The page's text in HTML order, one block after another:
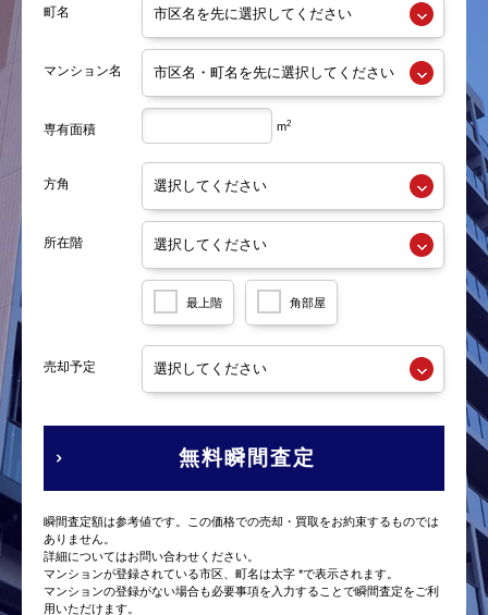
町名
マンション名
専有面積 m2
方角
所在階
最上階 角部屋
売却予定
無料瞬間査定
瞬間査定額は参考値です。この価格での売却・買取をお約束するものでは
ありません。
詳細についてはお問い合わせください。
マンションが登録されている市区、町名は太字 *で表示されます。
マンションの登録がない場合も必要事項を入力することで瞬間査定をご利
用いただけます。